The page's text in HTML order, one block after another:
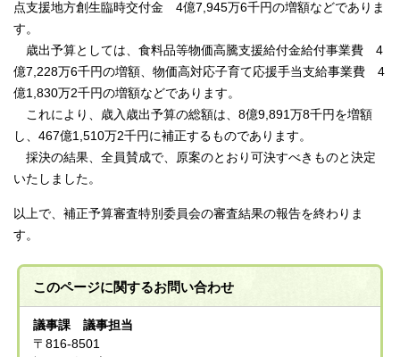
点支援地方創生臨時交付金 4億7,945万6千円の増額などでありま
す。
歳出予算としては、食料品等物価高騰支援給付金給付事業費 4
億7,228万6千円の増額、物価高対応子育て応援手当支給事業費 4
億1,830万2千円の増額などであります。
これにより、歳入歳出予算の総額は、8億9,891万8千円を増額
し、467億1,510万2千円に補正するものであります。
採決の結果、全員賛成で、原案のとおり可決すべきものと決定
いたしました。
以上で、補正予算審査特別委員会の審査結果の報告を終わりま
す。
このページに関するお問い合わせ
議事課 議事担当
〒816-8501